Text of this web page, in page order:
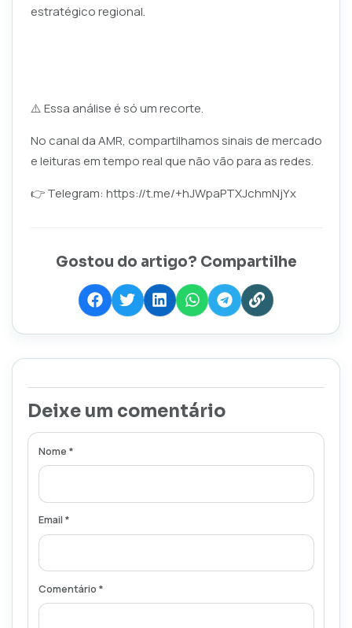
estratégico regional.
⚠️ Essa análise é só um recorte.
No canal da AMR, compartilhamos sinais de mercado
e leituras em tempo real que não vão para as redes.
👉 Telegram: https://t.me/+hJWpaPTXJchmNjYx
Gostou do artigo? Compartilhe
Deixe um comentário
Nome *
Email *
Comentário *